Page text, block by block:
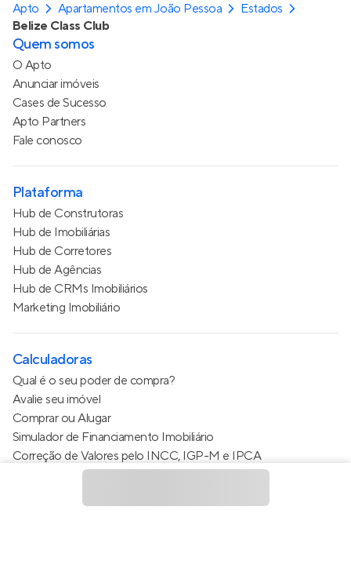
Apto Apartamentos em João Pessoa
Estados
Belize Class Club
Quem somos
O Apto
Anunciar imóveis
Cases de Sucesso
Apto Partners
Fale conosco
Plataforma
Hub de Construtoras
Hub de Imobiliárias
Hub de Corretores
Hub de Agências
Hub de CRMs Imobiliários
Marketing Imobiliário
Calculadoras
Qual é o seu poder de compra?
Avalie seu imóvel
Comprar ou Alugar
Simulador de Financiamento Imobiliário
Correção de Valores pelo INCC, IGP-M e IPCA
Estimativa de valor do condomínio